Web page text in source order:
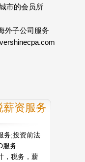
市的会员所
外子公司服务
薪资服务
务;投资前法
服务
，税务，薪